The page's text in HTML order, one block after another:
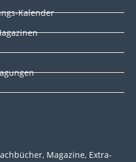
Kalender
Magazine, Extra-